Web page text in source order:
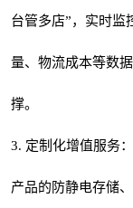
台管多店”，实时监
量、物流成本等数
撑。
3. 定制化增值服务
产品的防静电存储